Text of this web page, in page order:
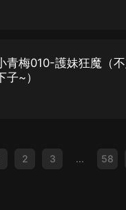
法聯系上
客服都未取得聯系，也
青梅010-護妹狂魔（
子~）
2 3 ... 58